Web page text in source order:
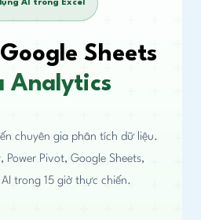
AI trong Excel
Sheets
Analytics
chuyên gia phân tích dữ liệu.
Power Pivot, Google Sheets,
trong 15 giờ thực chiến.